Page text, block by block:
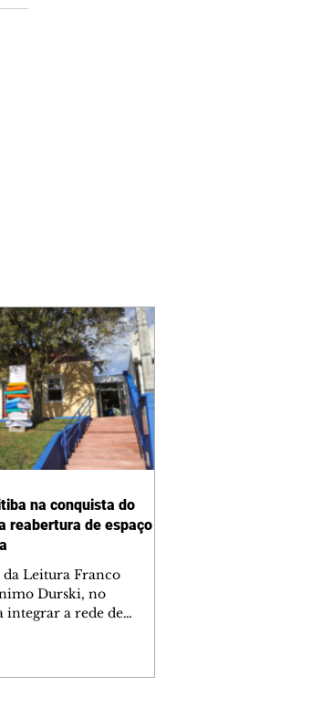
na conquista do
reabertura de espaço
Leitura Franco
Durski, no
a rede de